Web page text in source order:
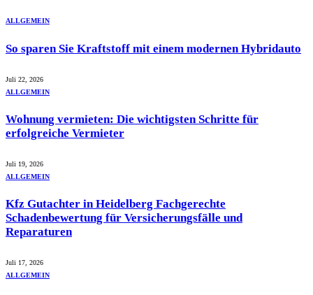
ALLGEMEIN
So sparen Sie Kraftstoff mit einem modernen Hybridauto
Juli 22, 2026
ALLGEMEIN
Wohnung vermieten: Die wichtigsten Schritte für
erfolgreiche Vermieter
Juli 19, 2026
ALLGEMEIN
Kfz Gutachter in Heidelberg Fachgerechte
Schadenbewertung für Versicherungsfälle und
Reparaturen
Juli 17, 2026
ALLGEMEIN